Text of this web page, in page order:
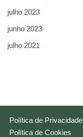
julho 2023
junho 2023
julho 2021
Política de Privacidade
Política de Cookies